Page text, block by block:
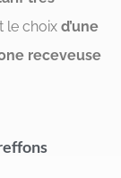
le choix d’une
receveuse